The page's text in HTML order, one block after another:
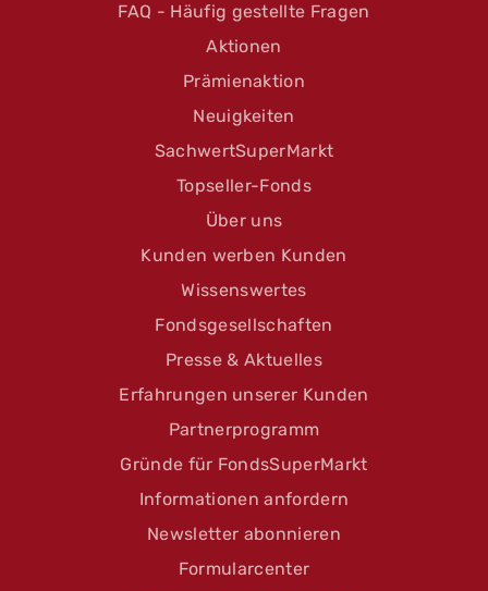
FAQ - Häufig gestellte Fragen
Aktionen
Prämienaktion
Neuigkeiten
SachwertSuperMarkt
Topseller-Fonds
Über uns
Kunden werben Kunden
Wissenswertes
Fondsgesellschaften
Presse & Aktuelles
Erfahrungen unserer Kunden
Partnerprogramm
Gründe für FondsSuperMarkt
Informationen anfordern
Newsletter abonnieren
Formularcenter